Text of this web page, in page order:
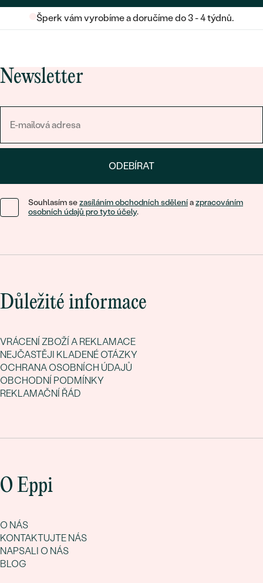
Šperk vám vyrobíme a doručíme do 3 - 4 týdnů.
Newsletter
ODEBÍRAT
Souhlasím sezasíláním obchodních sděleníazpracováním
osobních údajů pro tyto účely.
Důležité informace
VRÁCENÍ ZBOŽÍ A REKLAMACE
NEJČASTĚJI KLADENÉ OTÁZKY
OCHRANA OSOBNÍCH ÚDAJŮ
OBCHODNÍ PODMÍNKY
REKLAMAČNÍ ŘÁD
O Eppi
O NÁS
KONTAKTUJTE NÁS
NAPSALI O NÁS
BLOG